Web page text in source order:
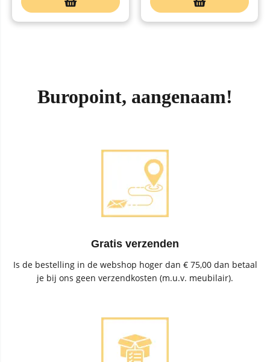
Buropoint, aangenaam!
Gratis verzenden
Is de bestelling in de webshop hoger dan € 75,00 dan betaal
je bij ons geen verzendkosten (m.u.v. meubilair).